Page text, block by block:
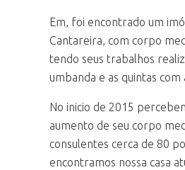
Em, foi encontrado um
Cantareira, com corpo
tendo seus trabalhos
umbanda e as quintas
No inicio de 2015
aumento de seu corpo
consulentes cerca de 80
encontramos nossa casa